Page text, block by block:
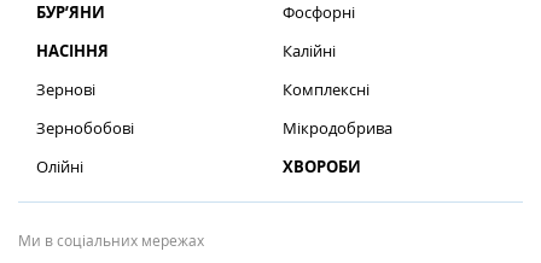
БУР’ЯНИ
НАСІННЯ
Зернові
Зернобобові
Олійні
Фосфорні
Калійні
Комплексні
Мікродобрива
ХВОРОБИ
Ми в соціальних мережах